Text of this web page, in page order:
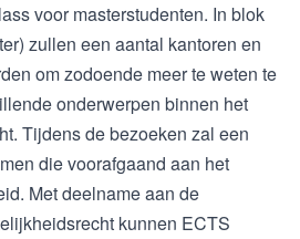
voor masterstudenten. In blok
zullen een aantal kantoren en
om zodoende meer te weten te
onderwerpen binnen het
Tijdens de bezoeken zal een
die voorafgaand aan het
Met deelname aan de
kunnen ECTS